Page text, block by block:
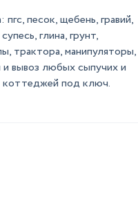
песок, щебень, гравий,
глина, грунт,
трактора, манипуляторы,
и вывоз любых сыпучих и
коттеджей под ключ.